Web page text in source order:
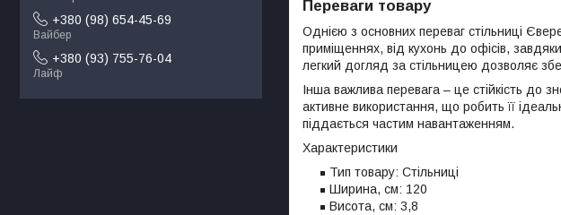
Переваги товару
Однією з основних переваг стільниці
приміщеннях, від кухонь до офісів,
легкий догляд за стільницею дозволяє
Інша важлива перевага – це стійкість до
активне використання, що робить її
піддається частим навантаженням.
Характеристики
Тип товару: Стільниці
Ширина, см: 120
Висота, см: 3,8
+380 (98) 654-45-69
Вайбер
+380 (93) 755-76-04
Лайф